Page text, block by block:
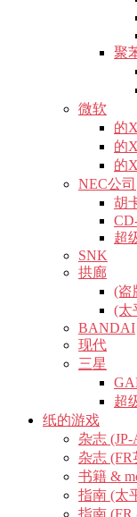
聚
微软
的
的
的
NEC公司
胡
超
SNK
拱廊
(盗
(太
BANDAI
现代
三星
超
纸的游戏
杂志
杂志 (FR
书籍 &
指南 (太